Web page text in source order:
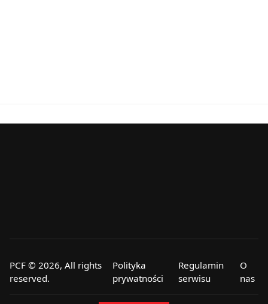
PCF © 2026, All rights
reserved.
Polityka
prywatności
Regulamin
serwisu
O
nas